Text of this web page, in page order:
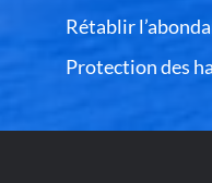
Rétablir
Protection des